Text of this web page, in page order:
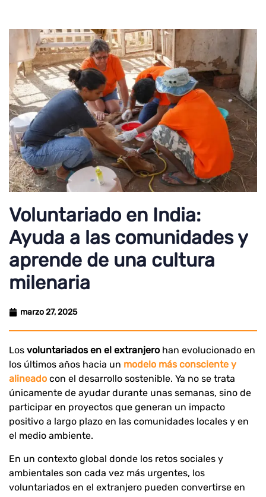
Voluntariado en India:
Ayuda a las comunidades y
aprende de una cultura
milenaria
marzo 27, 2025
Los voluntariados en el extranjero han evolucionado en
los últimos años hacia un modelo más consciente y
alineado con el desarrollo sostenible. Ya no se trata
únicamente de ayudar durante unas semanas, sino de
participar en proyectos que generan un impacto
positivo a largo plazo en las comunidades locales y en
el medio ambiente.
En un contexto global donde los retos sociales y
ambientales son cada vez más urgentes, los
voluntariados en el extranjero pueden convertirse en